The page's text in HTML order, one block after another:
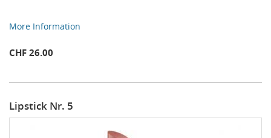
More Information
CHF 26.00
Lipstick Nr. 5